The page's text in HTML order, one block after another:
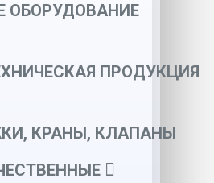
ОБОРУДОВАНИЕ
ПРОДУКЦИЯ
КРАНЫ, КЛАПАНЫ